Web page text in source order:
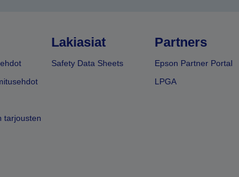
tarjousten
Lakiasiat
Safety Data Sheets
Partners
Epson Partner Portal
LPGA